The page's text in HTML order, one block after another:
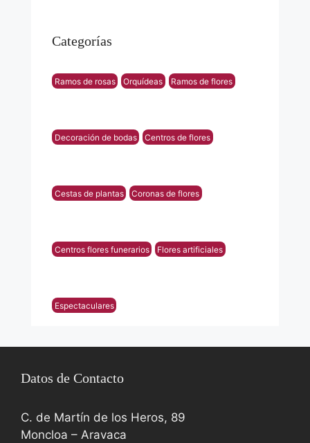
Categorías
Ramos de rosas Orquídeas Ramos de flores
Decoración de bodas Centros de flores
Cestas de plantas Coronas de flores
Centros flores funerarios Flores artificiales
Espectaculares
Datos de Contacto
C. de Martín de los Heros, 89
Moncloa – Aravaca